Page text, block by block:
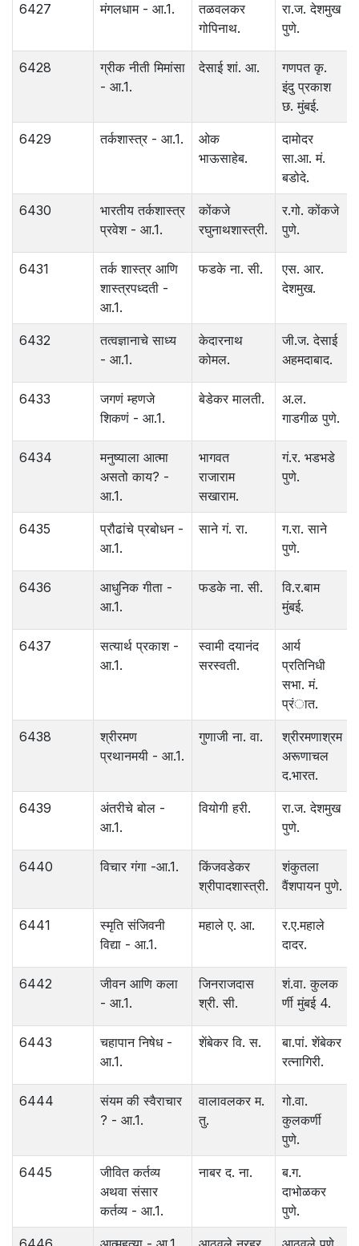
6427 मंगलधाम - आ.1.
तळवलकर
गोपिनाथ.
रा.ज. देशमुख
पुणे.
6428
ग्रीक नीती मिमांसा
- आ.1.
देसाई शां. आ.
गणपत कृ.
इंदु प्रकाश
छ. मुंबई.
6429 तर्कशास्त्र - आ.1.
ओक
भाऊसाहेब.
दामोदर
सा.आ. मं.
बडोदे.
6430
भारतीय तर्कशास्त्र
प्रवेश - आ.1.
कोंकजे
रघुनाथशास्त्री.
र.गो. कोंकजे
पुणे.
6431
तर्क शास्त्र आणि
शास्त्रपध्दती -
आ.1.
फडके ना. सी.
एस. आर.
देशमुख.
6432
तत्वज्ञानाचे साध्य
- आ.1.
केदारनाथ
कोमल.
जी.ज. देसाई
अहमदाबाद.
6433
जगणं म्हणजे
शिकणं - आ.1.
बेडेकर मालती.
अ.ल.
गाडगीळ पुणे.
6434
मनुष्याला आत्मा
असतो काय? -
आ.1.
भागवत
राजाराम
सखाराम.
गं.र. भडभडे
पुणे.
6435
प्रौढांचे प्रबोधन -
आ.1.
साने गं. रा.
ग.रा. साने
पुणे.
6436
आधुनिक गीता -
आ.1.
फडके ना. सी.
वि.र.बाम
मुंबई.
6437
सत्यार्थ प्रकाश -
आ.1.
स्वामी दयानंद
सरस्वती.
आर्य
प्रतिनिधी
सभा. मं.
प्रंात.
6438
श्रीरमण
प्रथानमयी - आ.1.
गुणाजी ना. वा.
श्रीरमणाश्रम
अरूणाचल
द.भारत.
6439
अंतरीचे बोल -
आ.1.
वियोगी हरी.
रा.ज. देशमुख
पुणे.
6440 विचार गंगा -आ.1.
किंजवडेकर
श्रीपादशास्त्री.
शंकुतला
वैंशपायन पुणे.
6441
स्मृति संजिवनी
विद्या - आ.1.
महाले ए. आ.
र.ए.महाले
दादर.
6442
जीवन आणि कला
- आ.1.
जिनराजदास
श्री. सी.
शं.वा. कुलक
र्णी मुंबई 4.
6443
चहापान निषेध -
आ.1.
शेंबेकर वि. स.
बा.पां. शेंबेकर
रत्नागिरी.
6444
संयम की स्वैराचार
? - आ.1.
वालावलकर म.
तु.
गो.वा.
कुलकर्णी
पुणे.
6445
जीवित कर्तव्य
अथवा संसार
कर्तव्य - आ.1.
नाबर द. ना.
ब.ग.
दाभोळकर
पुणे.